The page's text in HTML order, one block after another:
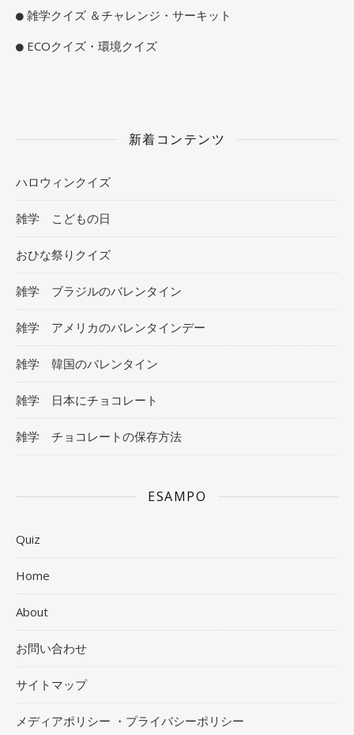
雑学クイズ ＆チャレンジ・サーキット
ECOクイズ・環境クイズ
新着コンテンツ
ハロウィンクイズ
雑学 こどもの日
おひな祭りクイズ
雑学 ブラジルのバレンタイン
雑学 アメリカのバレンタインデー
雑学 韓国のバレンタイン
雑学 日本にチョコレート
雑学 チョコレートの保存方法
ESAMPO
Quiz
Home
About
お問い合わせ
サイトマップ
メディアポリシー ・プライバシーポリシー